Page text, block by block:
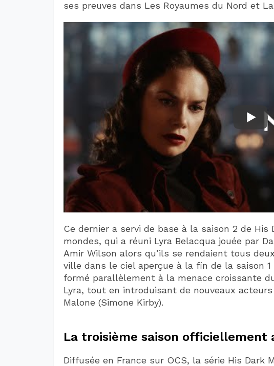
ses preuves dans Les Royaumes du Nord et
Ce dernier a servi de base à la saison 2 de His
mondes, qui a réuni Lyra Belacqua jouée par
Amir Wilson alors qu’ils se rendaient tous
ville dans le ciel aperçue à la fin de la saison
formé parallèlement à la menace croissante
Lyra, tout en introduisant de nouveaux
Malone (Simone Kirby).
La troisième saison officiellement
Diffusée en France sur OCS, la série His